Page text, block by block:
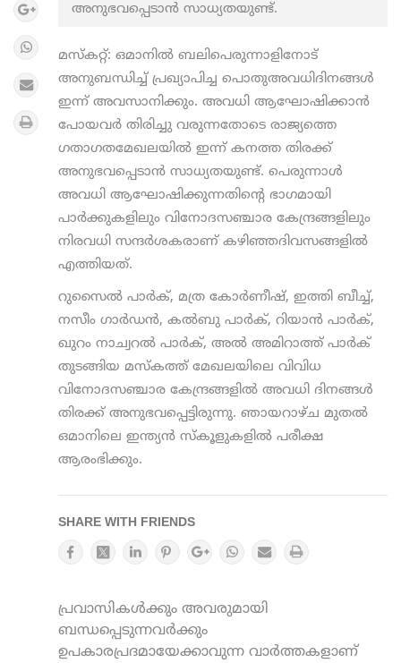
അനുഭവപ്പെടാൻ സാധ്യതയുണ്ട്.
മസ്കറ്റ്: ഒമാനിൽ ബലിപെരുന്നാളിനോട്
അനുബന്ധിച്ച് പ്രഖ്യാപിച്ച പൊതുഅവധിദിനങ്ങൾ
ഇന്ന് അവസാനിക്കും. അവധി ആഘോഷിക്കാൻ
പോയവർ തിരിച്ചു വരുന്നതോടെ രാജ്യത്തെ
ഗതാഗതമേഖലയിൽ ഇന്ന് കനത്ത തിരക്ക്
അനുഭവപ്പെടാൻ സാധ്യതയുണ്ട്. പെരുന്നാൾ
അവധി ആഘോഷിക്കുന്നതിന്റെ ഭാഗമായി
പാർക്കുകളിലും വിനോദസഞ്ചാര കേന്ദ്രങ്ങളിലും
നിരവധി സന്ദര്‍ശകരാണ് കഴിഞ്ഞദിവസങ്ങളില്‍
എത്തിയത്.
റുസൈല്‍ പാര്‍ക്, മത്ര കോര്‍ണീഷ്, ഇത്തി ബീച്ച്,
നസീം ഗാര്‍ഡന്‍, കല്‍ബു പാര്‍ക്, റിയാന്‍ പാര്‍ക്,
ഖുറം നാച്വറല്‍ പാര്‍ക്, അല്‍ അമിറാത്ത് പാര്‍ക്
തുടങ്ങിയ മസ്കത്ത് മേഖലയിലെ വിവിധ
വിനോദസഞ്ചാര കേന്ദ്രങ്ങളില്‍ അവധി ദിനങ്ങൾ
തിരക്ക് അനുഭവപ്പെട്ടിരുന്നു. ഞായറാഴ്ച മുതല്‍
ഒമാനിലെ ഇന്ത്യന്‍ സ്കൂളുകളില്‍ പരീക്ഷ
ആരംഭിക്കും.
SHARE WITH FRIENDS
പ്രവാസികൾക്കും അവരുമായി
ബന്ധപ്പെടുന്നവർക്കും
ഉപകാരപ്രദമായേക്കാവുന്ന വാർത്തകളാണ്